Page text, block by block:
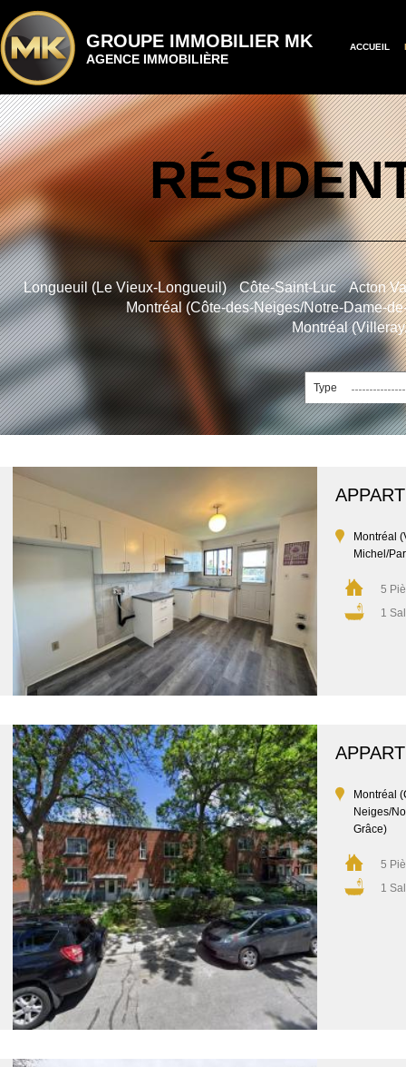
GROUPE IMMOBILIER MK
AGENCE IMMOBILIÈRE
ACCUEIL
Longueuil (Le Vieux-Longueuil) Côte-Saint-Luc
Acton
Montréal (Côte-des-Neiges/Notre-Dame-
Montréal
Type
Montréal
Michel/
5
1
Montréal
Neiges/
Grâce)
5
1